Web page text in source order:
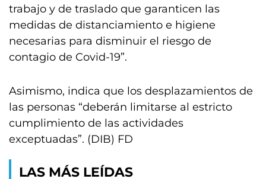
trabajo y de traslado que garanticen las
medidas de distanciamiento e higiene
necesarias para disminuir el riesgo de
contagio de Covid-19”.
Asimismo, indica que los desplazamientos de
las personas “deberán limitarse al estricto
cumplimiento de las actividades
exceptuadas”. (DIB) FD
LAS MÁS LEÍDAS